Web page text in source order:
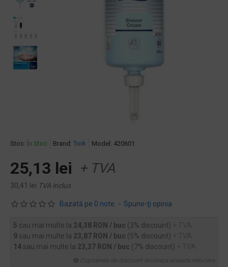
Stoc: În Stoc Brand: Tork Model: 420601
Bazată pe 0 note. - Spune-ţi opinia
25,13 lei + TVA
30,41 lei TVA inclus
5 sau mai multe la 24,38 RON / buc (3% discount)
9 sau mai multe la 23,87 RON / buc (5% discount)
14 sau mai multe la 23,37 RON / buc (7% discount)